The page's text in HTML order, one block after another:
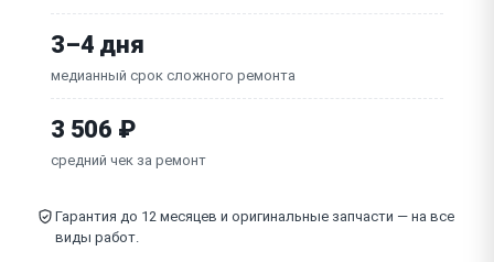
3–4 дня
медианный срок сложного ремонта
3 506 ₽
средний чек за ремонт
Гарантия до 12 месяцев и оригинальные запчасти — на все
виды работ.